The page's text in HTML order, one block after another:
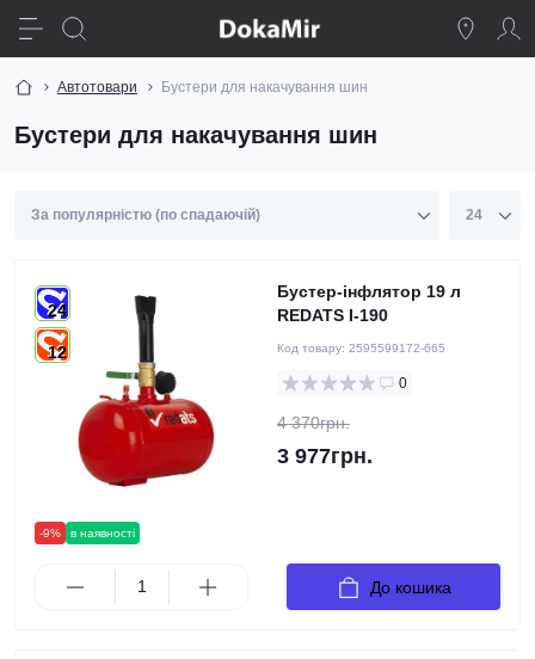
Автотовари Бустери для накачування шин
Бустери для накачування шин
-9% в наявності
24
12
Бустер-інфлятор 19 л
REDATS I-190
Код товару: 2595599172-665
0
4 370грн.
3 977грн.
До кошика